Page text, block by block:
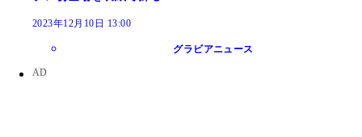
2023年12月10日 13:00
グラビアニュース